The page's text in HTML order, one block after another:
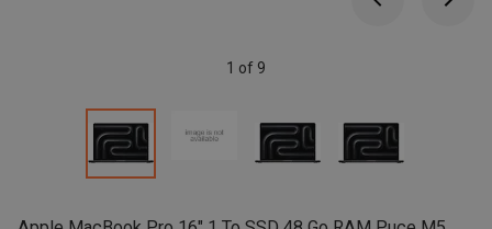
1 of 9